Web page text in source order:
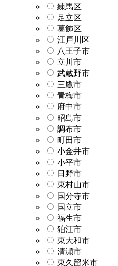
練馬区
足立区
葛飾区
江戸川区
八王子市
立川市
武蔵野市
三鷹市
青梅市
府中市
昭島市
調布市
町田市
小金井市
小平市
日野市
東村山市
国分寺市
国立市
福生市
狛江市
東大和市
清瀬市
東久留米市